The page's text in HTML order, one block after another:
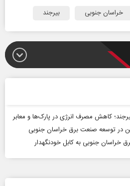
خراسان جنوبی بیرجند
کاهش مصرف انرژی در پارک‌ها و معابر
در توسعه صنعت برق خراسان جنوبی